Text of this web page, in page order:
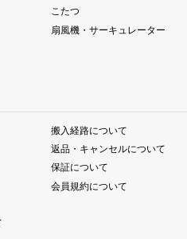
こたつ
扇風機・サーキュレーター
搬入経路について
返品・キャンセルについて
保証について
会員規約について